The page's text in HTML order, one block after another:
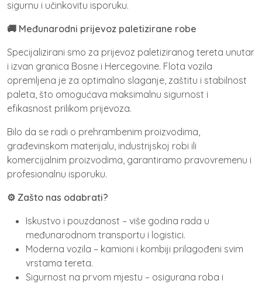
sigurnu i učinkovitu isporuku.
🚚 Međunarodni prijevoz paletizirane robe
Specijalizirani smo za prijevoz paletiziranog tereta unutar
i izvan granica Bosne i Hercegovine. Flota vozila
opremljena je za optimalno slaganje, zaštitu i stabilnost
paleta, što omogućava maksimalnu sigurnost i
efikasnost prilikom prijevoza.
Bilo da se radi o prehrambenim proizvodima,
građevinskom materijalu, industrijskoj robi ili
komercijalnim proizvodima, garantiramo pravovremenu i
profesionalnu isporuku.
⚙️ Zašto nas odabrati?
Iskustvo i pouzdanost – više godina rada u
međunarodnom transportu i logistici.
Moderna vozila – kamioni i kombiji prilagođeni svim
vrstama tereta.
Sigurnost na prvom mjestu – osigurana roba i